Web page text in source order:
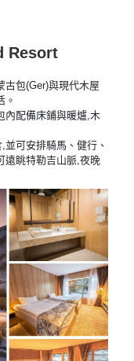
Resort
古包(Ger)與現代木屋
。
內配備床鋪與暖爐,木
可安排騎馬、健行、
遠眺特勒吉山脈,夜晚